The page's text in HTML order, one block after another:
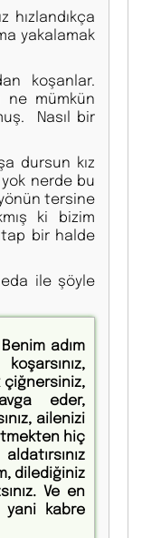
hızlandıkça
yakalamak
koşanlar.
ne mümkün
Nasıl bir
dursun kız
nerde bu
tersine
ki bizim
bir halde
eda ile şöyle
adım
çiğnersiniz,
eder,
ailenizi
hiç
dilediğiniz
Ve en
kabre